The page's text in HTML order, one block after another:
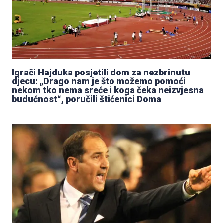
Igrači Hajduka posjetili dom za nezbrinutu
djecu: „Drago nam je što možemo pomoći
nekom tko nema sreće i koga čeka neizvjesna
budućnost“, poručili štićenici Doma